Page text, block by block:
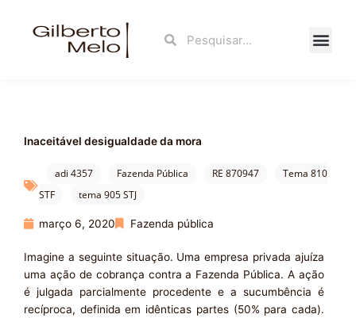
Search
Inaceitável desigualdade da mora
adi 4357 Fazenda Pública RE 870947
Tema 810
STF
tema 905 STJ
março 6, 2020 Fazenda pública
Imagine a seguinte situação. Uma empresa privada ajuíza
uma ação de cobrança contra a Fazenda Pública. A ação
é julgada parcialmente procedente e a sucumbência é
recíproca, definida em idênticas partes (50% para cada).